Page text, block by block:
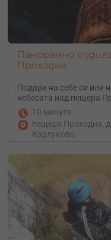
Панорамно
Проходна
Подари на себе си или
небесата над пещера
10 минути
пещера Проходна,
Карлуково